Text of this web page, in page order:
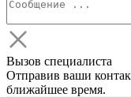
Вызов специалиста
Отправив ваши
ближайшее время.